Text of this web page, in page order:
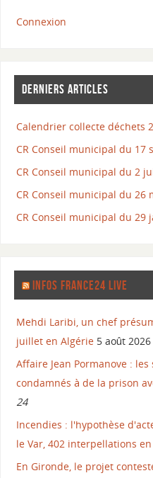
Connexion
DERNIERS ARTICLES
Calendrier collecte déchets
CR Conseil municipal du 17
CR Conseil municipal du 2
CR Conseil municipal du 26
CR Conseil municipal du 29
INFOS FRANCE24 LIVE
Mehdi Laribi, un chef
juillet en Algérie 5 août 2026
Affaire Jean Pormanove :
condamnés à de la prison
24
Incendies : l'hypothèse
le Var, 402 interpellations
En Gironde, le projet